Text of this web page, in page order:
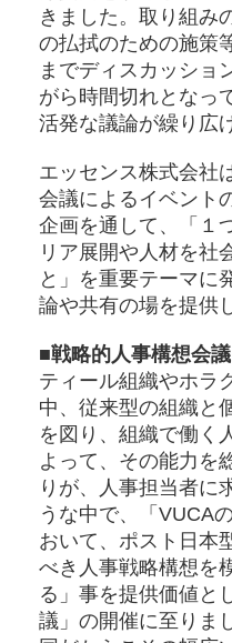
きました。取り組み
の払拭のための施策
までディスカッショ
がら時間切れとなっ
活発な議論が繰り広
エッセンス株式会社
会議によるイベント
企画を通して、「１
リア展開や人材を社
と」を重要テーマに
論や共有の場を提供
■戦略的人事構想会
ティール組織やホラ
中、従来型の組織と
を図り、組織で働く
よって、その能力を
りが、人事担当者に
うな中で、「VUCA
おいて、ポスト日本
べき人事戦略構想を
る」事を提供価値と
議」の開催に至りま